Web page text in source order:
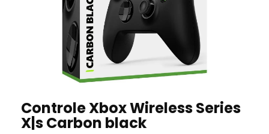
Controle Xbox Wireless Series
X|s Carbon black